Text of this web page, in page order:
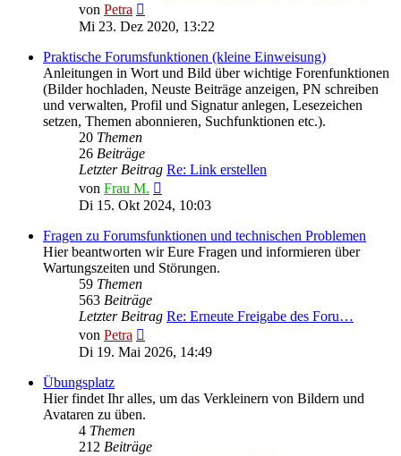
von Petra
Beitrag
Mi 23. Dez 2020, 13:22
Praktische Forumsfunktionen (kleine Einweisung)
Anleitungen in Wort und Bild über wichtige Forenfunktionen
(Bilder hochladen, Neuste Beiträge anzeigen, PN schreiben
und verwalten, Profil und Signatur anlegen, Lesezeichen
setzen, Themen abonnieren, Suchfunktionen etc.).
20 Themen
26 Beiträge
Letzter Beitrag Re: Link erstellen
von Frau M.
Beitrag
Di 15. Okt 2024, 10:03
Fragen zu Forumsfunktionen und technischen Problemen
Hier beantworten wir Eure Fragen und informieren über
Wartungszeiten und Störungen.
59 Themen
563 Beiträge
Letzter Beitrag Re: Erneute Freigabe des Foru…
von Petra
Beitrag
Di 19. Mai 2026, 14:49
Übungsplatz
Hier findet Ihr alles, um das Verkleinern von Bildern und
Avataren zu üben.
4 Themen
212 Beiträge